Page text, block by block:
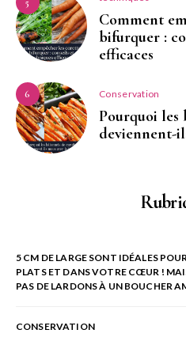
5
Comment
bifurquer :
efficaces
6 Conservation
Pourquoi les
deviennent-
5 CM DE LARGE SONT IDÉALES
PLATS ET DANS VOTRE CŒUR !
PAS DE LARDONS À UN BOUCHER
CONSERVATION